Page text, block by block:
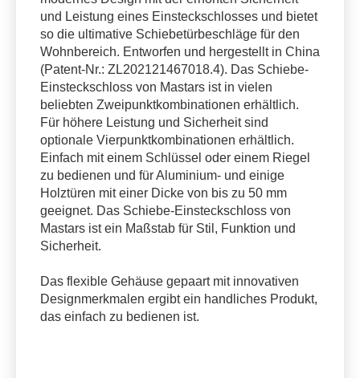
und Leistung eines Einsteckschlosses und bietet
so die ultimative Schiebetürbeschläge für den
Wohnbereich. Entworfen und hergestellt in China
(Patent-Nr.: ZL202121467018.4). Das Schiebe-
Einsteckschloss von Mastars ist in vielen
beliebten Zweipunktkombinationen erhältlich.
Für höhere Leistung und Sicherheit sind
optionale Vierpunktkombinationen erhältlich.
Einfach mit einem Schlüssel oder einem Riegel
zu bedienen und für Aluminium- und einige
Holztüren mit einer Dicke von bis zu 50 mm
geeignet. Das Schiebe-Einsteckschloss von
Mastars ist ein Maßstab für Stil, Funktion und
Sicherheit.
Das flexible Gehäuse gepaart mit innovativen
Designmerkmalen ergibt ein handliches Produkt,
das einfach zu bedienen ist.